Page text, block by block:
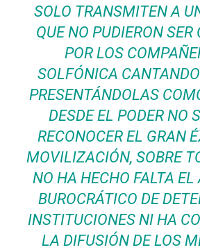
SOLO TRANSMITEN A
QUE NO PUDIERON
POR LOS
SOLFÓNICA
PRESENTÁNDOLAS
DESDE EL PODER NO
RECONOCER EL GRAN
MOVILIZACIÓN, SOBRE
NO HA HECHO FALTA
BUROCRÁTICO DE
INSTITUCIONES NI HA
LA DIFUSIÓN DE LOS